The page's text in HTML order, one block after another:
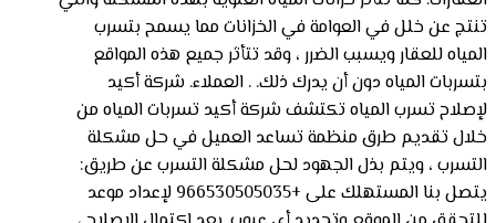
تنتج عن خلل في العوامة في الخزانات مما يسمح بتسرب
المياه للعقار ويسبب الضرر ، وقد تتأثر جميع هذه المواقع
بتسربات المياه دون أن يدرك ذلك. . العملاء. شركة أكيد
لإصلاح تسرب المياه تكتشف شركة أكيد تسربات المياه من
خلال تقديم طرق منظمة تساعد العميل في حل مشكلة
التسرب ، ويتم بذل الجهود لحل مشكلة التسرب عن طريق:
يتصل بنا المستهلك على +966530505035 لإعداد موعد